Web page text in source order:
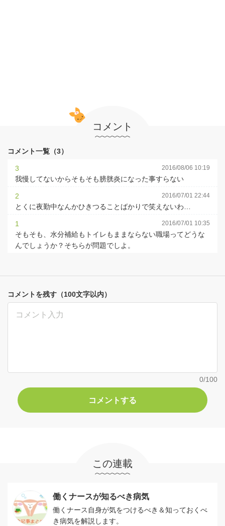
コメント
コメント一覧（3）
3 2016/08/06 10:19
我慢してないからそもそも膀胱炎になった事すらない
2 2016/07/01 22:44
とくに夜勤中なんかひきつることばかりで笑えないわ…
1 2016/07/01 10:35
そもそも、水分補給もトイレもままならない職場ってどうな
んでしょうか？そちらが問題でしよ。
コメントを残す（100文字以内）
0/100
この連載
働くナースが知るべき病気
働くナース自身が気をつけるべき＆知っておくべ
き病気を解説します。